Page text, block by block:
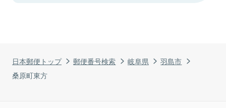
日本郵便トップ 郵便番号検索 岐阜県
羽島市
桑原町東方